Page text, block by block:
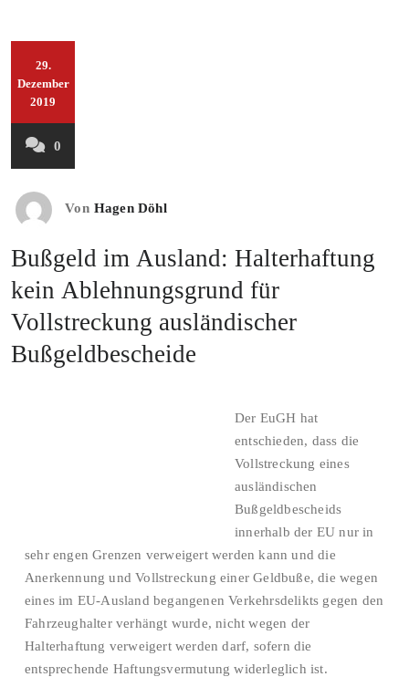
29.
Dezember
2019
0
Von Hagen Döhl
Bußgeld im Ausland: Halterhaftung
kein Ablehnungsgrund für
Vollstreckung ausländischer
Bußgeldbescheide
Der EuGH hat
entschieden, dass die
Vollstreckung eines
ausländischen
Bußgeldbescheids
innerhalb der EU nur in
sehr engen Grenzen verweigert werden kann und die
Anerkennung und Vollstreckung einer Geldbuße, die wegen
eines im EU-Ausland begangenen Verkehrsdelikts gegen den
Fahrzeughalter verhängt wurde, nicht wegen der
Halterhaftung verweigert werden darf, sofern die
entsprechende Haftungsvermutung widerleglich ist.